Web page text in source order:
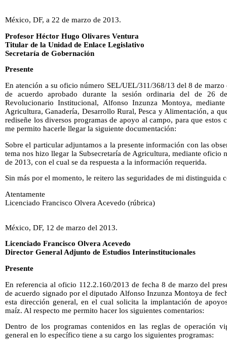
México, DF, a 22 de marzo de 2013.
Profesor Héctor Hugo Olivares Ventura
Titular de la Unidad de Enlace Legislativo
Secretaría de Gobernación
Presente
En atención a su oficio número SEL/UEL/311/368/13 del 8 de
de acuerdo aprobado durante la sesión ordinaria del de 26
Revolucionario Institucional, Alfonso Inzunza Montoya,
Agricultura, Ganadería, Desarrollo Rural, Pesca y Alimentación, a
rediseñe los diversos programas de apoyo al campo, para que estos
me permito hacerle llegar la siguiente documentación:
Sobre el particular adjuntamos a la presente información con las
tema nos hizo llegar la Subsecretaría de Agricultura, mediante oficio
de 2013, con el cual se da respuesta a la información requerida.
Sin más por el momento, le reitero las seguridades de mi distinguida
Atentamente
Licenciado Francisco Olvera Acevedo (rúbrica)
México, DF, 12 de marzo del 2013.
Licenciado Francisco Olvera Acevedo
Director General Adjunto de Estudios Interinstitucionales
Presente
En referencia al oficio 112.2.160/2013 de fecha 8 de marzo del
de acuerdo signado por el diputado Alfonso Inzunza Montoya de
esta dirección general, en el cual solicita la implantación de
maíz. Al respecto me permito hacer los siguientes comentarios:
Dentro de los programas contenidos en las reglas de operación
general en lo específico tiene a su cargo los siguientes programas: